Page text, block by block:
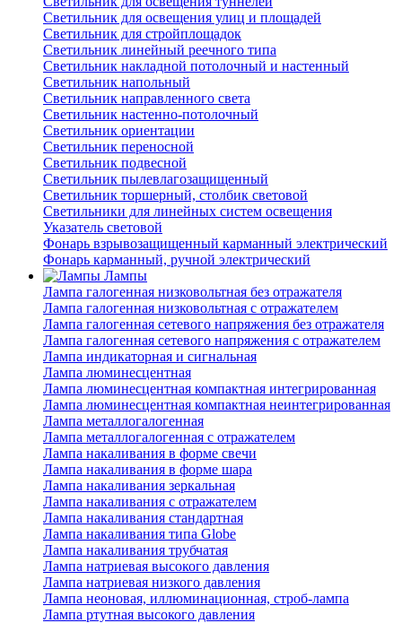
Светильник для освещения улиц и площадей
Светильник для стройплощадок
Светильник линейный реечного типа
Светильник накладной потолочный и настенный
Светильник напольный
Светильник направленного света
Светильник настенно-потолочный
Светильник ориентации
Светильник переносной
Светильник подвесной
Светильник пылевлагозащищенный
Светильник торшерный, столбик световой
Светильники для линейных систем освещения
Указатель световой
Фонарь взрывозащищенный карманный электрический
Фонарь карманный, ручной электрический
Лампы
Лампа галогенная низковольтная без отражателя
Лампа галогенная низковольтная с отражателем
Лампа галогенная сетевого напряжения без отражателя
Лампа галогенная сетевого напряжения с отражателем
Лампа индикаторная и сигнальная
Лампа люминесцентная
Лампа люминесцентная компактная интегрированная
Лампа люминесцентная компактная неинтегрированная
Лампа металлогалогенная
Лампа металлогалогенная с отражателем
Лампа накаливания в форме свечи
Лампа накаливания в форме шара
Лампа накаливания зеркальная
Лампа накаливания с отражателем
Лампа накаливания стандартная
Лампа накаливания типа Globe
Лампа накаливания трубчатая
Лампа натриевая высокого давления
Лампа натриевая низкого давления
Лампа неоновая, иллюминационная, строб-лампа
Лампа ртутная высокого давления